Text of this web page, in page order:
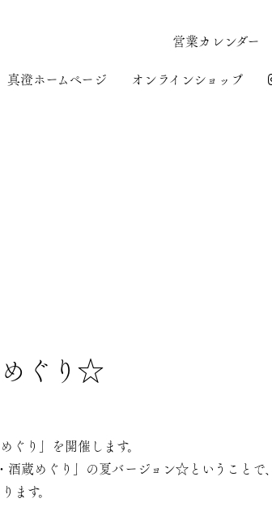
営業カレンダー
真澄ホームページ オンラインショップ
ぐり☆
ぐり」を開催します。
酒蔵めぐり」の夏バージョン☆ということで、
ます。